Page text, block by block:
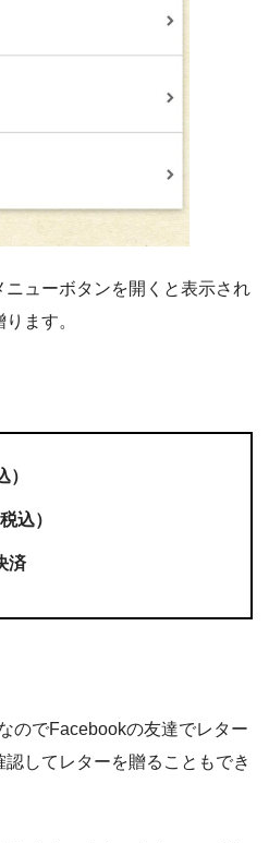
ューボタンを開くと表示され
ます。
込）
済
のでFacebookの友達でレター
してレターを贈ることもでき